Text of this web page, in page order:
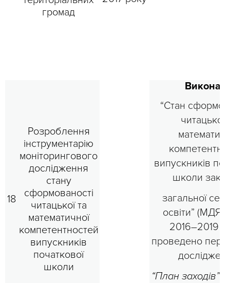
громад
18
Розроблення
інструментарію
моніторингового
дослідження
стану
сформованості
читацької та
математичної
компетентностей
випускників
початкової
школи
“Стан
читацької
випускників
школи
загальної
освіти”
2016–2019
проведено
“План заходів”